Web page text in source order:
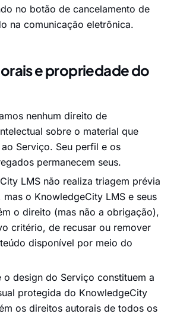
no botão de cancelamento de
na comunicação eletrônica.
e propriedade do
nenhum direito de
sobre o material que
Serviço. Seu perfil e os
permanecem seus.
LMS não realiza triagem prévia
o KnowledgeCity LMS e seus
o direito (mas não a obrigação),
critério, de recusar ou remover
disponível por meio do
o design do Serviço constituem a
protegida do KnowledgeCity
os direitos autorais de todos os